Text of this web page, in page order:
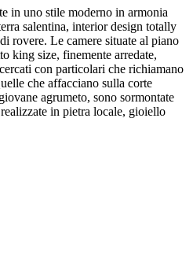
in uno stile moderno in armonia
salentina, interior design totally
rovere. Le camere situate al piano
king size, finemente arredate,
con particolari che richiamano
che affacciano sulla corte
agrumeto, sono sormontate
in pietra locale, gioiello